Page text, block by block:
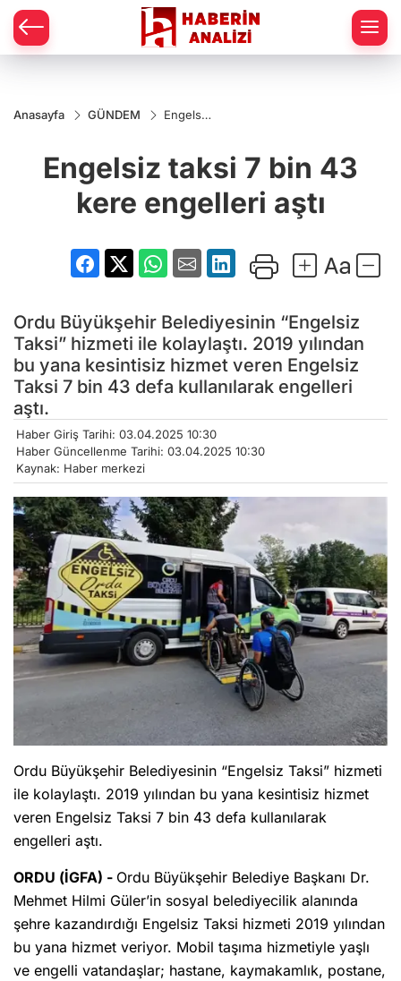
Anasayfa GÜNDEM
Engelsiz
kere
engelleri
Engelsiz taksi 7 bin 43
kere engelleri aştı
Ordu Büyükşehir Belediyesinin “Engelsiz
Taksi” hizmeti ile kolaylaştı. 2019 yılından
bu yana kesintisiz hizmet veren Engelsiz
Taksi 7 bin 43 defa kullanılarak engelleri
aştı.
Haber Giriş Tarihi: 03.04.2025 10:30
Haber Güncellenme Tarihi: 03.04.2025 10:30
Kaynak: Haber merkezi
Ordu Büyükşehir Belediyesinin “Engelsiz Taksi” hizmeti
ile kolaylaştı. 2019 yılından bu yana kesintisiz hizmet
veren Engelsiz Taksi 7 bin 43 defa kullanılarak
engelleri aştı.
ORDU (İGFA) - Ordu Büyükşehir Belediye Başkanı Dr.
Mehmet Hilmi Güler’in sosyal belediyecilik alanında
şehre kazandırdığı Engelsiz Taksi hizmeti 2019 yılından
bu yana hizmet veriyor. Mobil taşıma hizmetiyle yaşlı
ve engelli vatandaşlar; hastane, kaymakamlık, postane,